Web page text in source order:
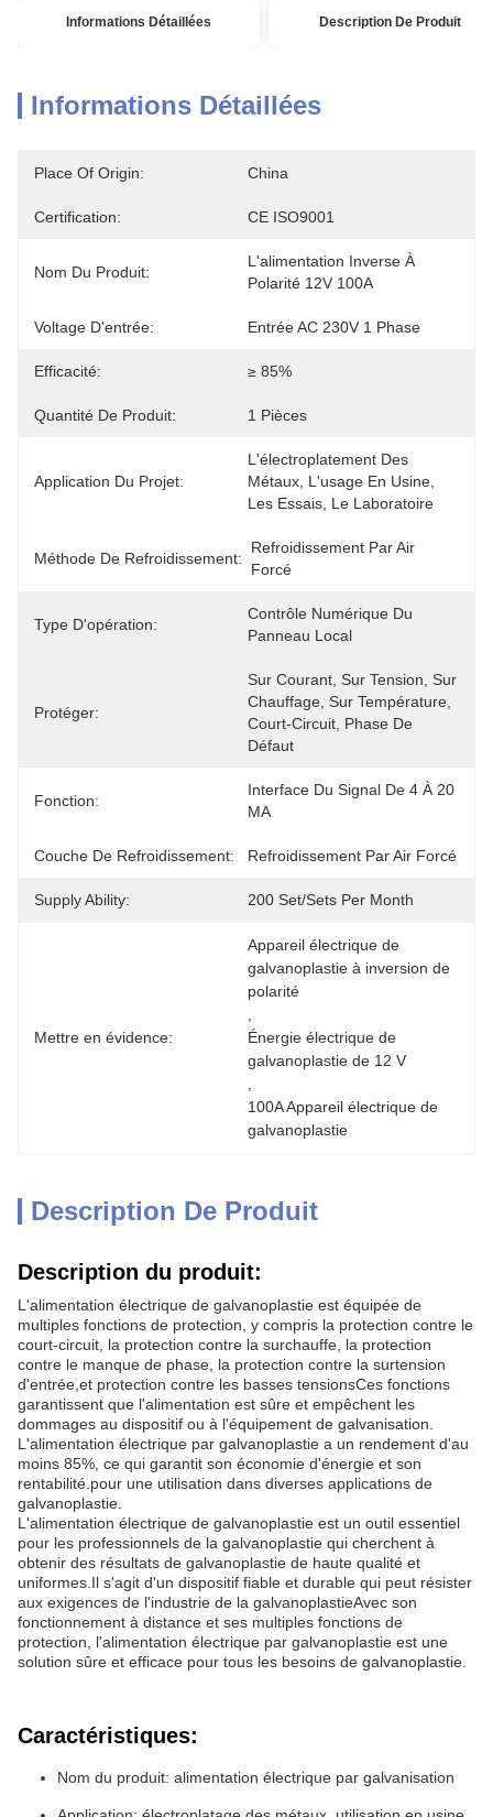
Informations Détaillées Description De Produit
Informations Détaillées
Place Of Origin: China
Certification: CE ISO9001
Nom Du Produit:
L'alimentation Inverse À
Polarité 12V 100A
Voltage D'entrée: Entrée AC 230V 1 Phase
Efficacité: ≥ 85%
Quantité De Produit: 1 Pièces
Application Du Projet:
L'électroplatement Des
Métaux, L'usage En Usine,
Les Essais, Le Laboratoire
Méthode De Refroidissement:
Refroidissement Par Air
Forcé
Type D'opération:
Contrôle Numérique Du
Panneau Local
Protéger:
Sur Courant, Sur Tension, Sur
Chauffage, Sur Température,
Court-Circuit, Phase De
Défaut
Fonction:
Interface Du Signal De 4 À 20
MA
Couche De Refroidissement: Refroidissement Par Air Forcé
Supply Ability: 200 Set/Sets Per Month
Mettre en évidence:
Appareil électrique de
galvanoplastie à inversion de
polarité
Énergie électrique de
galvanoplastie de 12 V
100A Appareil électrique de
galvanoplastie
Description De Produit
Description du produit:
L'alimentation électrique de galvanoplastie est équipée de
multiples fonctions de protection, y compris la protection contre le
court-circuit, la protection contre la surchauffe, la protection
contre le manque de phase, la protection contre la surtension
d'entrée,et protection contre les basses tensionsCes fonctions
garantissent que l'alimentation est sûre et empêchent les
dommages au dispositif ou à l'équipement de galvanisation.
L'alimentation électrique par galvanoplastie a un rendement d'au
moins 85%, ce qui garantit son économie d'énergie et son
rentabilité.pour une utilisation dans diverses applications de
galvanoplastie.
L'alimentation électrique de galvanoplastie est un outil essentiel
pour les professionnels de la galvanoplastie qui cherchent à
obtenir des résultats de galvanoplastie de haute qualité et
uniformes.Il s'agit d'un dispositif fiable et durable qui peut résister
aux exigences de l'industrie de la galvanoplastieAvec son
fonctionnement à distance et ses multiples fonctions de
protection, l'alimentation électrique par galvanoplastie est une
solution sûre et efficace pour tous les besoins de galvanoplastie.
Caractéristiques:
Nom du produit: alimentation électrique par galvanisation